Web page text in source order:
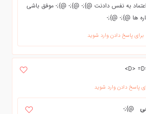
به نفس دادنت @};- @};- @};- موفق باشی
ها @};- @};-
برای پاسخ دادن وارد شوید
پاسخ دادن وارد شوید
@};-